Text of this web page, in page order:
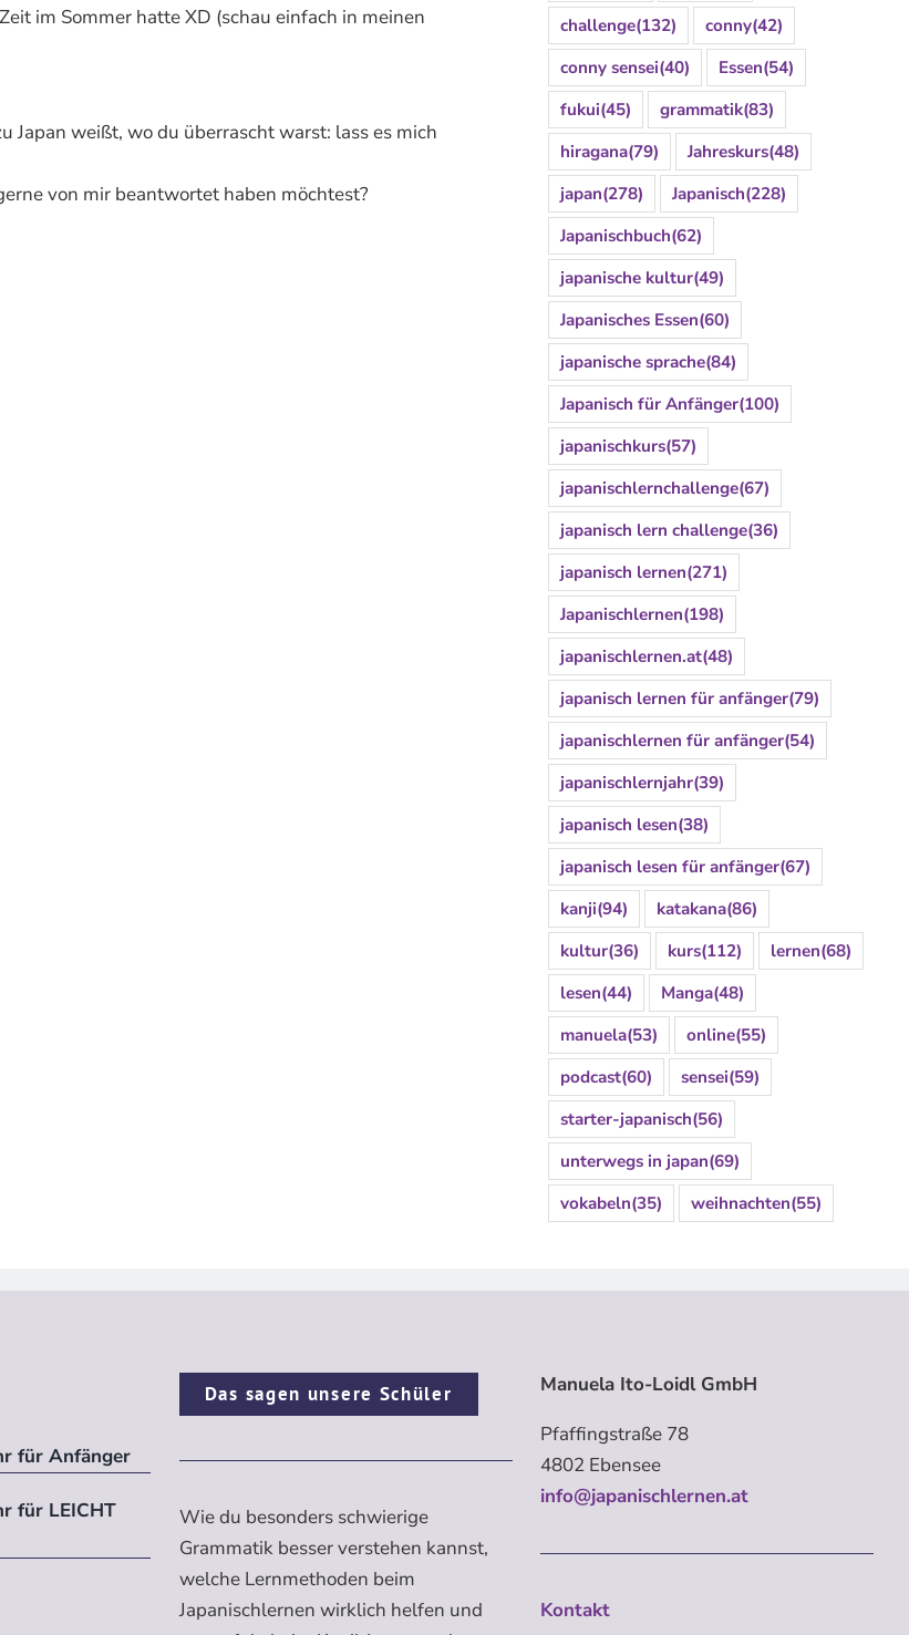
im Sommer hatte XD (schau einfach in meinen
Japan weißt, wo du überrascht warst: lass es mich
von mir beantwortet haben möchtest?
challenge(132) conny(42)
conny sensei(40) Essen(54)
fukui(45) grammatik(83)
hiragana(79) Jahreskurs(48)
japan(278) Japanisch(228)
Japanischbuch(62)
japanische kultur(49)
Japanisches Essen(60)
japanische sprache(84)
Japanisch für Anfänger(100)
japanischkurs(57)
japanischlernchallenge(67)
japanisch lern challenge(36)
japanisch lernen(271)
Japanischlernen(198)
japanischlernen.at(48)
japanisch lernen für anfänger(79)
japanischlernen für anfänger(54)
japanischlernjahr(39)
japanisch lesen(38)
japanisch lesen für anfänger(67)
kanji(94) katakana(86)
kultur(36) kurs(112) lernen(68)
lesen(44) Manga(48)
manuela(53) online(55)
podcast(60) sensei(59)
starter-japanisch(56)
unterwegs in japan(69)
vokabeln(35) weihnachten(55)
für Anfänger
für LEICHT
Das sagen unsere Schüler
Wie du besonders schwierige
Grammatik besser verstehen kannst,
welche Lernmethoden beim
Japanischlernen wirklich helfen und
Manuela Ito-Loidl GmbH
Pfaffingstraße 78
4802 Ebensee
info@japanischlernen.at
Kontakt